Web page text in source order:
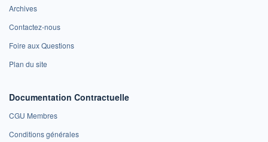
Archives
Contactez-nous
Foire aux Questions
Plan du site
Documentation Contractuelle
CGU Membres
Conditions générales